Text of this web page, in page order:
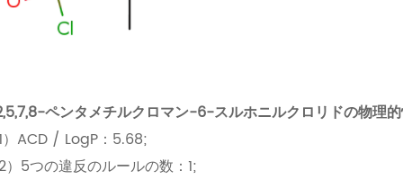
ペンタメチルクロマン-6-スルホニルクロリドの物理
）ACD / LogP：5.68;
）5つの違反のルールの数：1;